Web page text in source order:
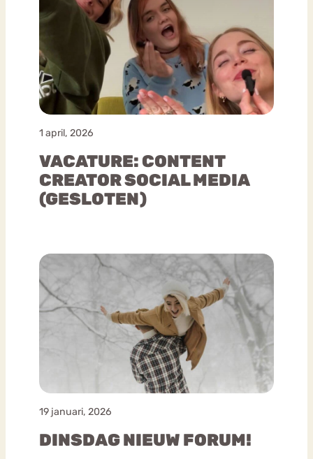
1 april, 2026
VACATURE: CONTENT
CREATOR SOCIAL MEDIA
(GESLOTEN)
19 januari, 2026
DINSDAG NIEUW FORUM!